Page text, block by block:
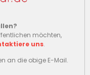
möchten,
uns.
an die obige E-Mail.